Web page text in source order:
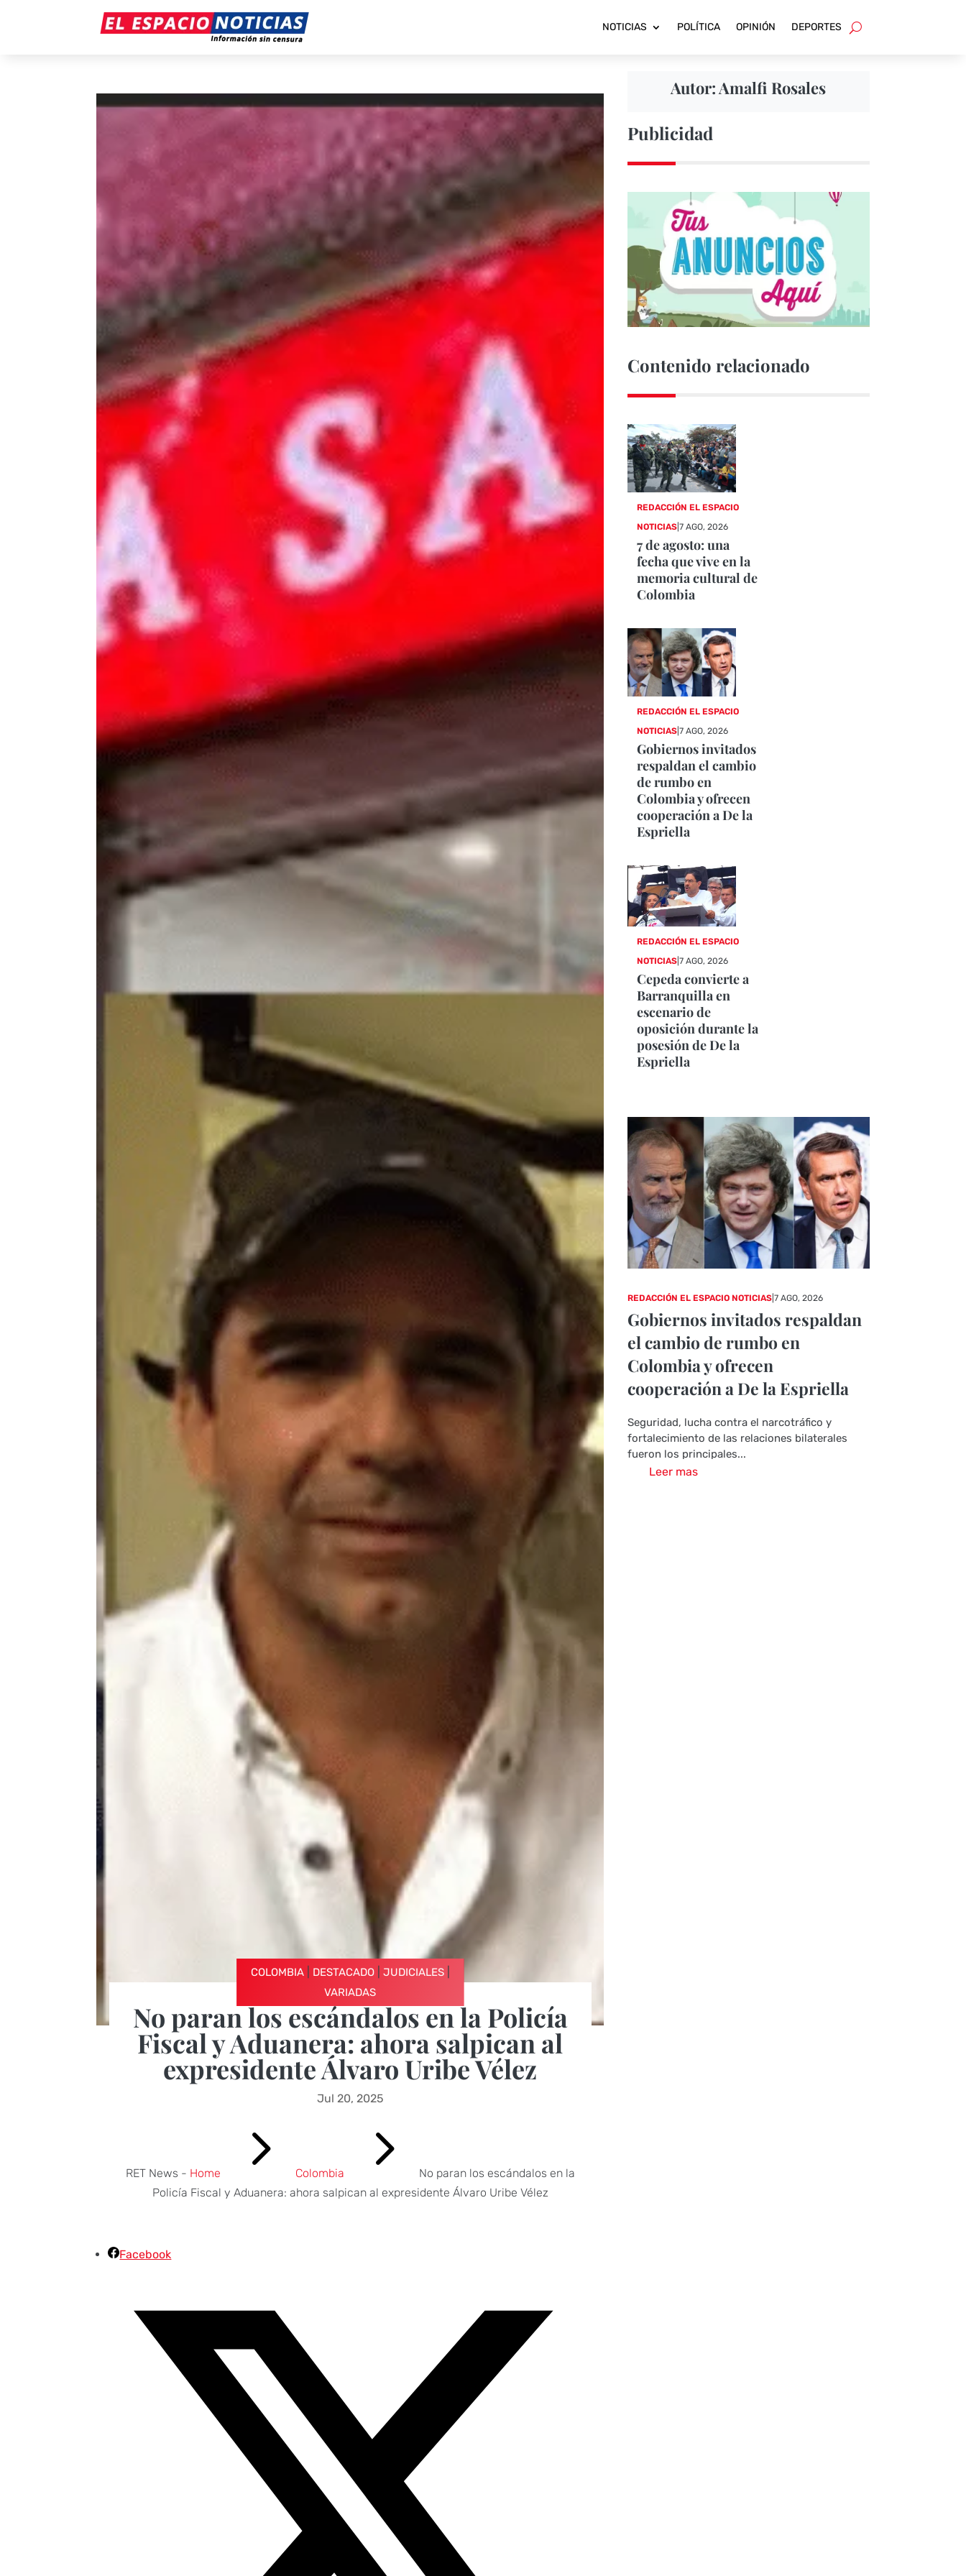
NOTICIAS POLÍTICA OPINIÓN DEPORTES
COLOMBIA| DESTACADO| JUDICIALES|
VARIADAS
No paran los escándalos en la Policía
Fiscal y Aduanera: ahora salpican al
expresidente Álvaro Uribe Vélez
Jul 20, 2025
RET News - Home 5 Colombia 5
No paran los escándalos en la
Policía Fiscal y Aduanera: ahora salpican al expresidente Álvaro Uribe Vélez
Facebook
Autor: Amalfi Rosales
Publicidad
Contenido relacionado
REDACCIÓN EL ESPACIO
NOTICIAS |7 AGO, 2026
7 de agosto: una
fecha que vive en la
memoria cultural de
Colombia
REDACCIÓN EL ESPACIO
NOTICIAS |7 AGO, 2026
Gobiernos invitados
respaldan el cambio
de rumbo en
Colombia y ofrecen
cooperación a De la
Espriella
REDACCIÓN EL ESPACIO
NOTICIAS |7 AGO, 2026
Cepeda convierte a
Barranquilla en
escenario de
oposición durante la
posesión de De la
Espriella
REDACCIÓN EL ESPACIO NOTICIAS| 7 AGO, 2026
Gobiernos invitados respaldan
el cambio de rumbo en
Colombia y ofrecen
cooperación a De la Espriella
Seguridad, lucha contra el narcotráfico y
fortalecimiento de las relaciones bilaterales
fueron los principales...
Leer mas